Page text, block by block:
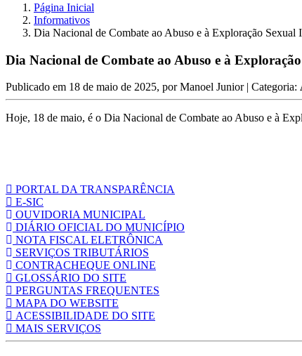
Página Inicial
Informativos
Dia Nacional de Combate ao Abuso e à Exploração Sexual
Dia Nacional de Combate ao Abuso e à
Publicado em 18 de maio de 2025, porManoel Junior | Categoria:
Hoje, 18 de maio, é o Dia Nacional de Combate ao Abuso e à
PORTAL DA TRANSPARÊNCIA
E-SIC
OUVIDORIA MUNICIPAL
DIÁRIO OFICIAL DO MUNICÍPIO
NOTA FISCAL ELETRÔNICA
SERVIÇOS TRIBUTÁRIOS
CONTRACHEQUE ONLINE
GLOSSÁRIO DO SITE
PERGUNTAS FREQUENTES
MAPA DO WEBSITE
ACESSIBILIDADE DO SITE
MAIS SERVIÇOS